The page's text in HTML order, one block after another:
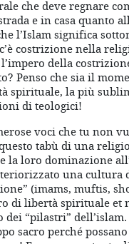
che deve regnare
e in casa quanto
l’Islam significa
costrizione nella
della
Penso che sia il
spirituale, la più
di teologici!
voci che tu non
tabù di una
la loro dominazione
una cultura
(imams, muftis,
di libertà spirituale et
“pilastri”
sacro perché